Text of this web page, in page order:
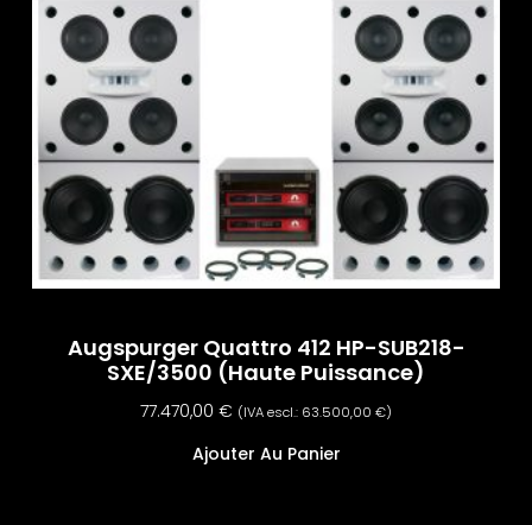
Augspurger Quattro 412 HP-SUB218-
SXE/3500 (haute Puissance)
77.470,00 € (IVA escl.: 63.500,00 €)
Ajouter Au Panier